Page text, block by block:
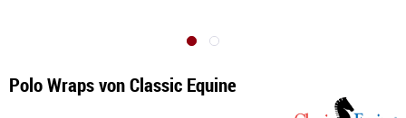
Polo Wraps von Classic Equine